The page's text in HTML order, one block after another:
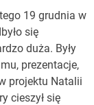
19 grudnia w
się
duża. Były
prezentacje,
projektu Natalii
cieszył się